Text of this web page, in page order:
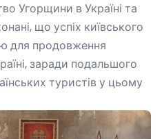
Угорщини в Україні та
що успіх київського
для продовження
заради подальшого
туристів у цьому